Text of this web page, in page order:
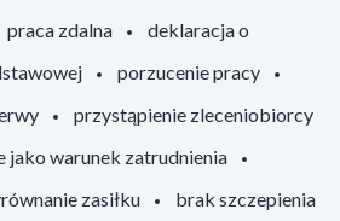
praca zdalna
deklaracja o
porzucenie pracy
przystąpienie zleceniobiorcy
jako warunek zatrudnienia
zasiłku brak szczepienia